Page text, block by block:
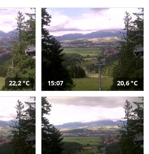
22,2 °C 15:07 20,6 °C